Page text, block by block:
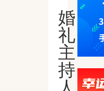
婚
礼
主
持